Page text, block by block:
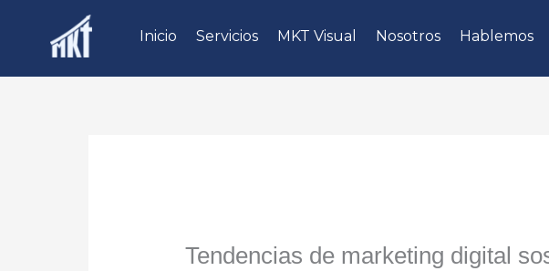
Inicio Servicios MKT Visual Nosotros Hablemos
Tendencias de marketing digital